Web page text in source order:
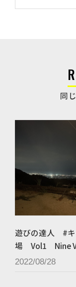
同
遊びの達人 #
場 Vol1 Nine
2022/08/28